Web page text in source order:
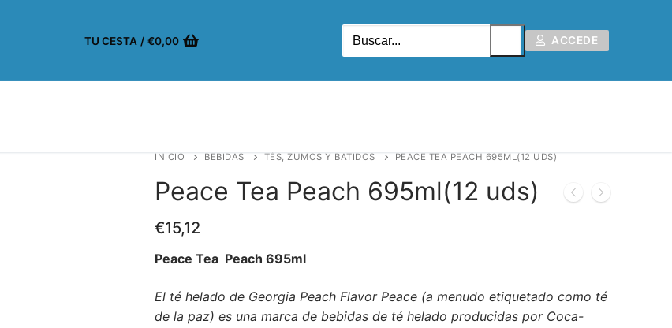
TU CESTA / €0,00 ACCEDE
INICIO BEBIDAS TÉS, ZUMOS Y BATIDOS PEACE TEA PEACH 695ML(12 UDS)
Peace Tea Peach 695ml(12 uds)
€15,12
Peace Tea Peach 695ml
El té helado de Georgia Peach Flavor Peace (a menudo etiquetado como té
de la paz) es una marca de bebidas de té helado producidas por Coca-